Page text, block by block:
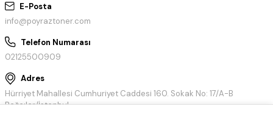
E-Posta
info@poyraztoner.com
Telefon Numarası
02125500909
Adres
Hürriyet Mahallesi Cumhuriyet Caddesi 160. Sokak No: 17/A-B
Bağcılar/İstanbul